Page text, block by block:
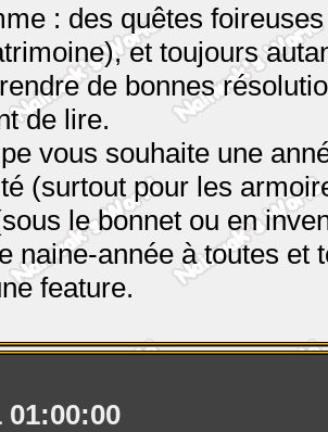
: des quêtes
et toujours
de bonnes
de lire.
vous souhaite une
(surtout pour les
le bonnet ou en
naine-année à toutes et
feature.
01:00:00